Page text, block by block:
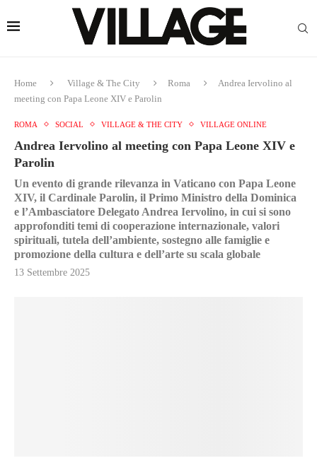
Home Village & The City Roma
Andrea Iervolino al
meeting con Papa Leone XIV e Parolin
ROMA SOCIAL VILLAGE & THE CITY VILLAGE ONLINE
Andrea Iervolino al meeting con Papa Leone XIV e
Parolin
Un evento di grande rilevanza in Vaticano con Papa Leone
XIV, il Cardinale Parolin, il Primo Ministro della Dominica
e l’Ambasciatore Delegato Andrea Iervolino, in cui si sono
approfonditi temi di cooperazione internazionale, valori
spirituali, tutela dell’ambiente, sostegno alle famiglie e
promozione della cultura e dell’arte su scala globale
13 Settembre 2025